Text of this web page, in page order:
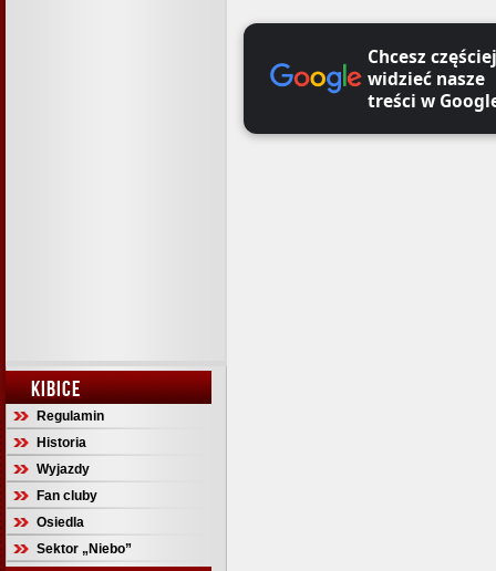
KIBICE
Regulamin
Historia
Wyjazdy
Fan cluby
Osiedla
Sektor „Niebo”
Chcesz częściej
widzieć nasze
treści w